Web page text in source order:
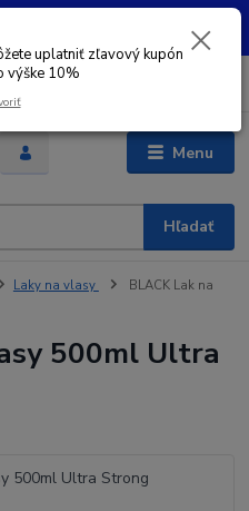
UPLATNIŤ ZĽAVOVÝ KUPÓN -
Menu
Hľadať
Laky na vlasy
BLACK Lak na
500ml Ultra
uplatniť zľavový kupón
výške 10%